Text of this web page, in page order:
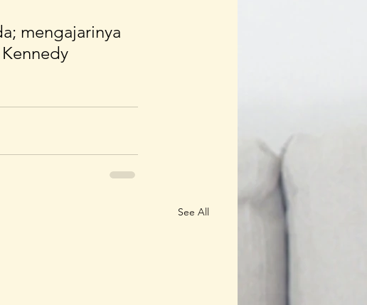
mengajarinya
See All